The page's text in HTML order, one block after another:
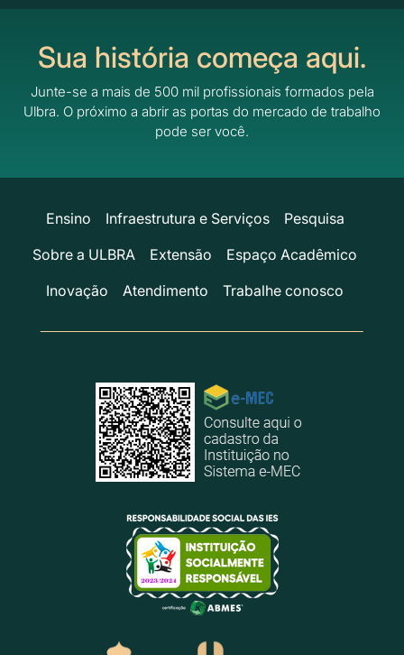
Sua história começa aqui.
Junte-se a mais de 500 mil profissionais formados pela
Ulbra. O próximo a abrir as portas do mercado de trabalho
pode ser você.
Ensino Infraestrutura e Serviços
Pesquisa
Sobre a ULBRA
Extensão
Espaço Acadêmico
Inovação
Atendimento Trabalhe conosco